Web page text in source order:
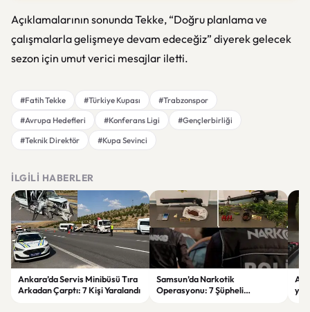
Açıklamalarının sonunda Tekke, “Doğru planlama ve
çalışmalarla gelişmeye devam edeceğiz” diyerek gelecek
sezon için umut verici mesajlar iletti.
#Fatih Tekke #Türkiye Kupası
#Trabzonspor
#Avrupa Hedefleri
#Konferans Ligi
#Gençlerbirliği
#Teknik Direktör
#Kupa Sevinci
İLGILI HABERLER
Ankara’da Servis Minibüsü Tıra
Arkadan Çarptı: 7 Kişi Yaralandı
Samsun’da Narkotik
Operasyonu: 7 Şüpheli